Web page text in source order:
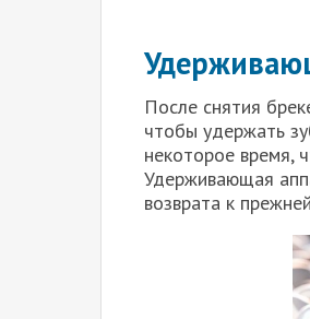
После снятия
чтобы удержать
некоторое время,
Удерживающая
возврата к